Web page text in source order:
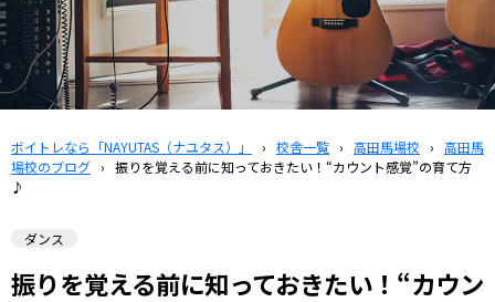
ボイトレなら「NAYUTAS（ナユタス）」 › 校舎一覧 › 高田馬場校 › 高田馬
場校のブログ › 振りを覚える前に知っておきたい！“カウント感覚”の育て方
♪
ダンス
振りを覚える前に知っておきたい！“カウン